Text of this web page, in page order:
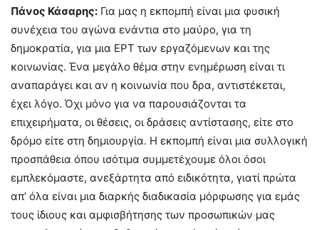
Πάνος Κάσαρης: Για μας η εκπομπή είναι μια φυσική
συνέχεια του αγώνα ενάντια στο μαύρο, για τη
δημοκρατία, για μια ΕΡΤ των εργαζόμενων και της
κοινωνίας. Ένα μεγάλο θέμα στην ενημέρωση είναι τι
αναπαράγει και αν η κοινωνία που δρα, αντιστέκεται,
έχει λόγο. Όχι μόνο για να παρουσιάζονται τα
επιχειρήματα, οι θέσεις, οι δράσεις αντίστασης, είτε στο
δρόμο είτε στη δημιουργία. Η εκπομπή είναι μια συλλογική
προσπάθεια όπου ισότιμα συμμετέχουμε όλοι όσοι
εμπλεκόμαστε, ανεξάρτητα από ειδικότητα, γιατί πρώτα
απ’ όλα είναι μια διαρκής διαδικασία μόρφωσης για εμάς
τους ίδιους και αμφισβήτησης των προσωπικών μας